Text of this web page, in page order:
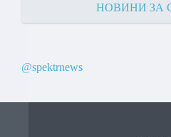
НОВИНИ ЗА
@spektrnews